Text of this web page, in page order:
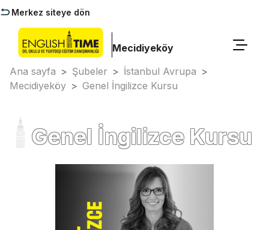
Merkez siteye dön
Mecidiyeköy
Ana sayfa > Şubeler > İstanbul Avrupa >
Mecidiyeköy > Genel İngilizce Kursu
Genel İngilizce Kursu